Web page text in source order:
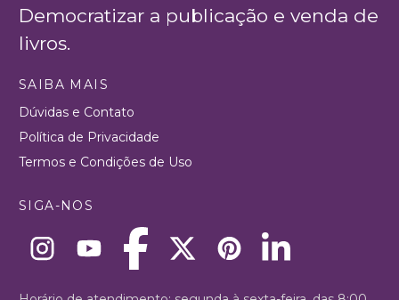
Democratizar a publicação e venda de
livros.
SAIBA MAIS
Dúvidas e Contato
Política de Privacidade
Termos e Condições de Uso
SIGA-NOS